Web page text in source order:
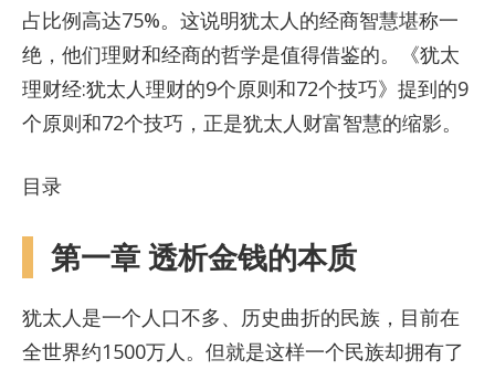
占比例高达75%。这说明犹太人的经商智慧堪称一
绝，他们理财和经商的哲学是值得借鉴的。《犹太
理财经:犹太人理财的9个原则和72个技巧》提到的9
个原则和72个技巧，正是犹太人财富智慧的缩影。
目录
第一章 透析金钱的本质
犹太人是一个人口不多、历史曲折的民族，目前在
全世界约1500万人。但就是这样一个民族却拥有了